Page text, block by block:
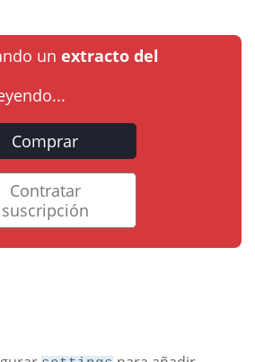
un extracto del
Comprar
Contratar
suscripción